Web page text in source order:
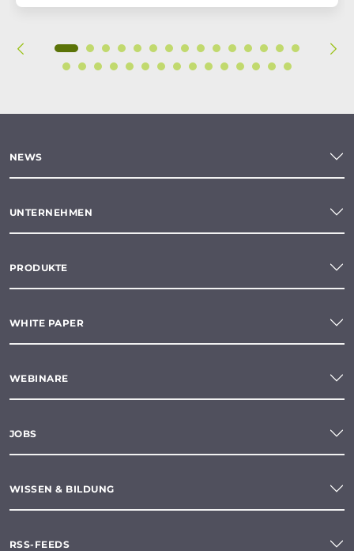
NEWS
UNTERNEHMEN
PRODUKTE
WHITE PAPER
WEBINARE
JOBS
WISSEN & BILDUNG
RSS-FEEDS